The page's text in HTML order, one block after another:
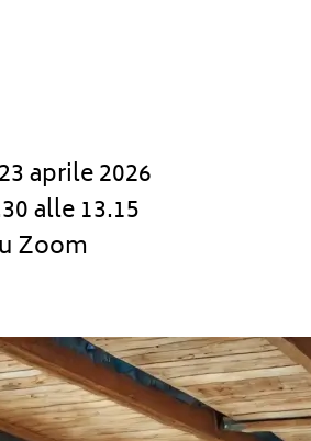
aprile 2026
alle 13.15
Zoom